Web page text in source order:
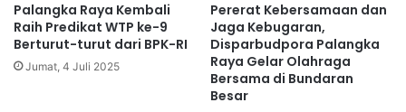
Palangka Raya Kembali
Raih Predikat WTP ke-9
Berturut-turut dari BPK-RI
Jumat, 4 Juli 2025
Pererat Kebersamaan dan
Jaga Kebugaran,
Disparbudpora Palangka
Raya Gelar Olahraga
Bersama di Bundaran
Besar